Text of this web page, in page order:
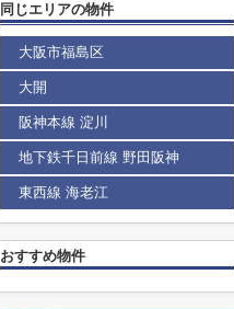
同じエリアの物件
大阪市福島区
大開
阪神本線 淀川
地下鉄千日前線 野田阪神
東西線 海老江
おすすめ物件